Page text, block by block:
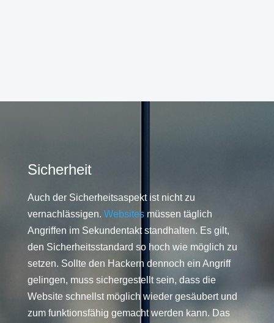
Sicherheit
Auch der Sicherheitsaspekt ist nicht zu
vernachlässigen. Websitesmüssen täglich
Angriffen im Sekundentakt standhalten. Es gilt,
den Sicherheitsstandard so hoch wie möglich zu
setzen. Sollte den Hackern dennoch ein Angriff
gelingen, muss sichergestellt sein, dass die
Website schnellst möglich wieder gesäubert und
zum funktionsfähig gemacht werden kann. Das